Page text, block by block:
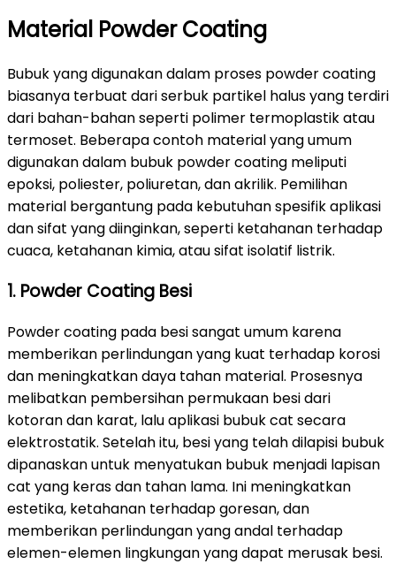
Material Powder Coating
Bubuk yang digunakan dalam proses powder coating
biasanya terbuat dari serbuk partikel halus yang terdiri
dari bahan-bahan seperti polimer termoplastik atau
termoset. Beberapa contoh material yang umum
digunakan dalam bubuk powder coating meliputi
epoksi, poliester, poliuretan, dan akrilik. Pemilihan
material bergantung pada kebutuhan spesifik aplikasi
dan sifat yang diinginkan, seperti ketahanan terhadap
cuaca, ketahanan kimia, atau sifat isolatif listrik.
1. Powder Coating Besi
Powder coating pada besi sangat umum karena
memberikan perlindungan yang kuat terhadap korosi
dan meningkatkan daya tahan material. Prosesnya
melibatkan pembersihan permukaan besi dari
kotoran dan karat, lalu aplikasi bubuk cat secara
elektrostatik. Setelah itu, besi yang telah dilapisi bubuk
dipanaskan untuk menyatukan bubuk menjadi lapisan
cat yang keras dan tahan lama. Ini meningkatkan
estetika, ketahanan terhadap goresan, dan
memberikan perlindungan yang andal terhadap
elemen-elemen lingkungan yang dapat merusak besi.